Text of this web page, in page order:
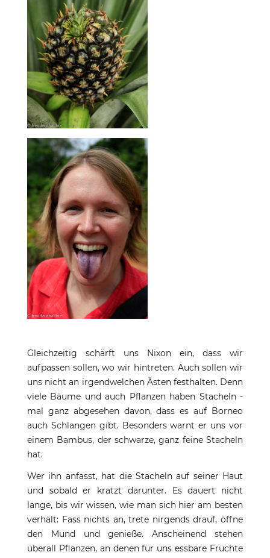
Gleichzeitig schärft uns Nixon ein, dass wir
aufpassen sollen, wo wir hintreten. Auch sollen wir
uns nicht an irgendwelchen Ästen festhalten. Denn
viele Bäume und auch Pflanzen haben Stacheln -
mal ganz abgesehen davon, dass es auf Borneo
auch Schlangen gibt. Besonders warnt er uns vor
einem Bambus, der schwarze, ganz feine Stacheln
hat.
Wer ihn anfasst, hat die Stacheln auf seiner Haut
und sobald er kratzt darunter. Es dauert nicht
lange, bis wir wissen, wie man sich hier am besten
verhält: Fass nichts an, trete nirgends drauf, öffne
den Mund und genieße. Anscheinend stehen
überall Pflanzen, an denen für uns essbare Früchte